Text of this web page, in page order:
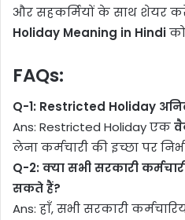
और सहकर्मियों के साथ शेयर
Holiday Meaning in Hindi
FAQs:
Q-1: Restricted Holiday
Ans: Restricted Holiday एक
लेना कर्मचारी की इच्छा पर
Q-2: क्या सभी सरकारी
सकते हैं?
Ans: हाँ, सभी सरकारी